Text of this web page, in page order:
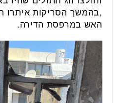
,בהמשך הסריקות איתרו
האש במרפסת הדירה.